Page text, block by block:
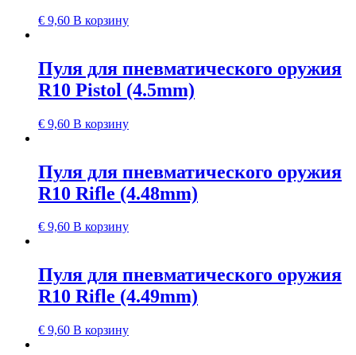
€ 9,60 В корзину
Пуля для пневматического оружия
R10 Pistol (4.5mm)
€ 9,60 В корзину
Пуля для пневматического оружия
R10 Rifle (4.48mm)
€ 9,60 В корзину
Пуля для пневматического оружия
R10 Rifle (4.49mm)
€ 9,60 В корзину